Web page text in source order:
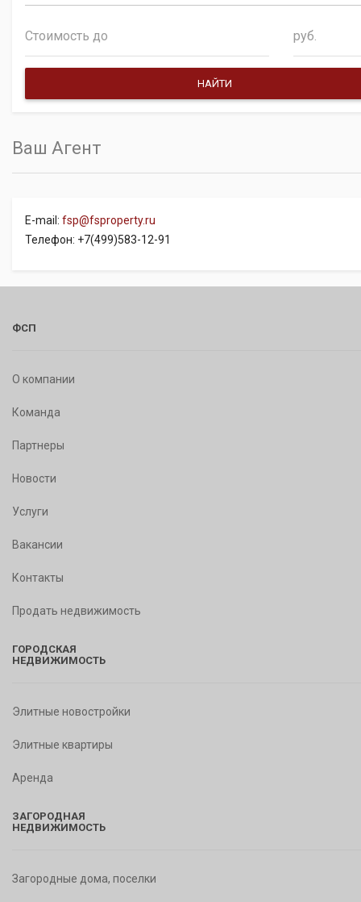
руб.
Ваш Агент
E-mail: fsp@fsproperty.ru
Телефон: +7(499)583-12-91
ФСП
О компании
Команда
Партнеры
Новости
Услуги
Вакансии
Контакты
Продать недвижимость
ГОРОДСКАЯ
НЕДВИЖИМОСТЬ
Элитные новостройки
Элитные квартиры
Аренда
ЗАГОРОДНАЯ
НЕДВИЖИМОСТЬ
Загородные дома, поселки